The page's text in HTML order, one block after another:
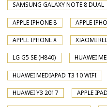
SAMSUNG GALAXY NOTE 8 DUAL
APPLE IPHONE 8 APPLE
APPLE IPHONE X XIAOMI
LG G5 SE (H840) HUAWEI
HUAWEI MEDIAPAD T3 10 WIFI
HUAWEI Y3 2017 APPLE